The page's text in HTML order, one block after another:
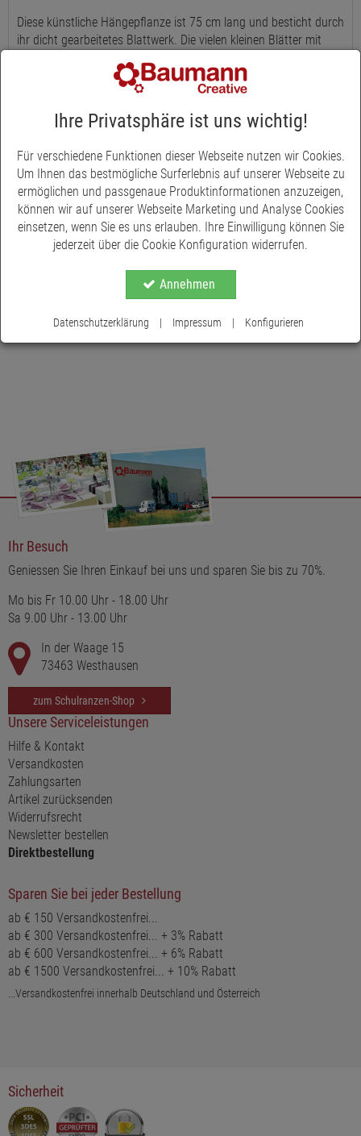
Diese künstliche Hängepflanze ist 75 cm lang und besticht durch
ihr dicht gearbeitetes Blattwerk. Die vielen kleinen Blätter mit
verleihen der Pflanze eine natürliche Ausstrahlung. Durch die
flexible Form lassen sich die Ranken dekorativ in Vasen
arrangieren, in Hängeampeln einarbeiten oder locker über Regale
und Tische legen. Auch als dekoratives Element in
Schaufenstern, Büro- oder Praxisräumen sorgt die Pflanze für
frisches Grün, ohne dass Pflege oder Gießen notwendig ist.
Ihr Besuch
Geniessen Sie Ihren Einkauf bei uns und sparen Sie bis zu 70%.
Mo bis Fr 10.00 Uhr - 18.00 Uhr
Sa 9.00 Uhr - 13.00 Uhr
In der Waage 15
73463 Westhausen
zum Schulranzen-Shop
Unsere Serviceleistungen
Hilfe & Kontakt
Versandkosten
Zahlungsarten
Artikel zurücksenden
Widerrufsrecht
Newsletter bestellen
Direktbestellung
Sparen Sie bei jeder Bestellung
ab € 150 Versandkostenfrei...
ab € 300 Versandkostenfrei... + 3% Rabatt
ab € 600 Versandkostenfrei... + 6% Rabatt
ab € 1500 Versandkostenfrei... + 10% Rabatt
...Versandkostenfrei innerhalb Deutschland und Österreich
Sicherheit
Ihre Privatsphäre ist uns wichtig!
Für verschiedene Funktionen dieser Webseite nutzen wir Cookies.
Um Ihnen das bestmögliche Surferlebnis auf unserer Webseite zu
ermöglichen und passgenaue Produktinformationen anzuzeigen,
können wir auf unserer Webseite Marketing und Analyse Cookies
einsetzen, wenn Sie es uns erlauben. Ihre Einwilligung können Sie
jederzeit über die Cookie Konfiguration widerrufen.
Annehmen
Datenschutzerklärung | Impressum | Konfigurieren